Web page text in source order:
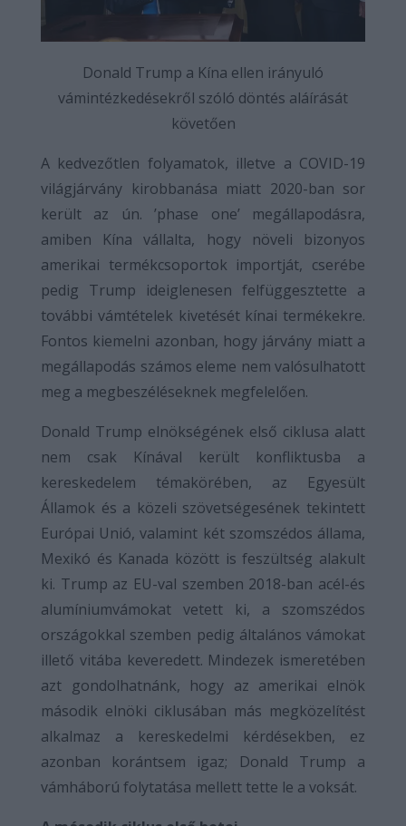
Donald Trump a Kína ellen irányuló
vámintézkedésekről szóló döntés aláírását
követően
A kedvezőtlen folyamatok, illetve a COVID-19
világjárvány kirobbanása miatt 2020-ban sor
került az ún. ’phase one’ megállapodásra,
amiben Kína vállalta, hogy növeli bizonyos
amerikai termékcsoportok importját, cserébe
pedig Trump ideiglenesen felfüggesztette a
további vámtételek kivetését kínai termékekre.
Fontos kiemelni azonban, hogy járvány miatt a
megállapodás számos eleme nem valósulhatott
meg a megbeszéléseknek megfelelően.
Donald Trump elnökségének első ciklusa alatt
nem csak Kínával került konfliktusba a
kereskedelem témakörében, az Egyesült
Államok és a közeli szövetségesének tekintett
Európai Unió, valamint két szomszédos állama,
Mexikó és Kanada között is feszültség alakult
ki. Trump az EU-val szemben 2018-ban acél-és
alumíniumvámokat vetett ki, a szomszédos
országokkal szemben pedig általános vámokat
illető vitába keveredett. Mindezek ismeretében
azt gondolhatnánk, hogy az amerikai elnök
második elnöki ciklusában más megközelítést
alkalmaz a kereskedelmi kérdésekben, ez
azonban korántsem igaz; Donald Trump a
vámháború folytatása mellett tette le a voksát.